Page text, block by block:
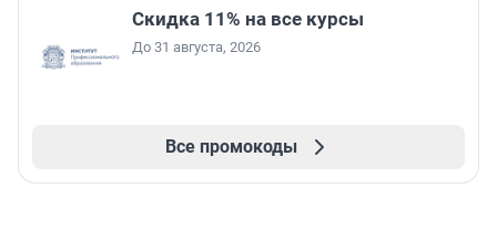
Скидка 11% на все курсы
До 31 августа, 2026
Все промокоды